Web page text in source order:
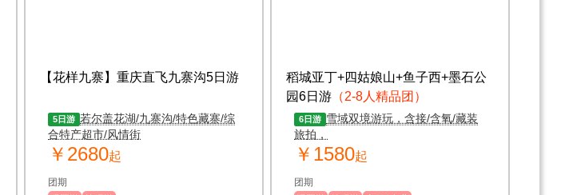
【花样九寨】重庆直飞九寨沟5日游
5日游 若尔盖花湖/九寨沟/特色藏寨/综
合特产超市/风情街
￥2680起
团期
稻城亚丁+四姑娘山+鱼子西+墨石公
园6日游 （2-8人精品团）
6日游 雪域双境游玩，含接/含氧/藏装
旅拍，
￥1580起
团期